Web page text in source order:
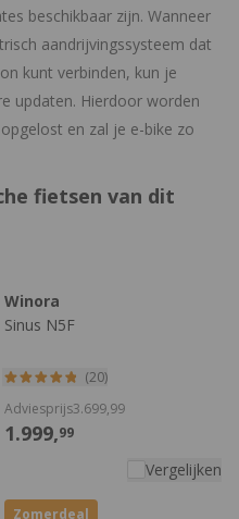
beschikbaar zijn. Wanneer
aandrijvingssysteem dat
kunt verbinden, kun je
updaten. Hierdoor worden
en zal je e-bike zo
fietsen van dit
Winora
Sinus N5F
(20)
1.999,99
Adviesprijs3.699,99
Vergelijken
Zomerdeal